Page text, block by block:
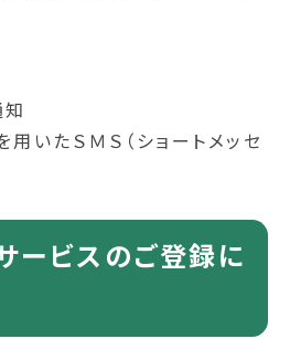
たＳＭＳ（ショートメッセ
ービスのご登録に